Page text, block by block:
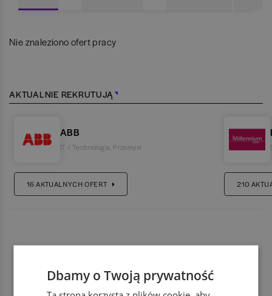
Nie znaleziono ofert pracy
AKTUALNIE REKRUTUJĄ
ABB
IT / Technologia Przemysł
16AKTUALNYCH OFERT 210
Dbamy o Twoją prywatność